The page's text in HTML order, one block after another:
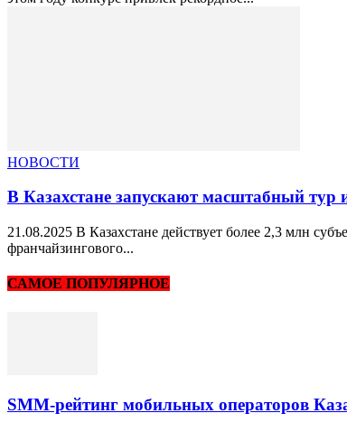
НОВОСТИ
В Казахстане запускают масштабный
21.08.2025 В Казахстане действует более 2,3 млн
франчайзингового...
САМОЕ ПОПУЛЯРНОЕ
SMM-рейтинг мобильных операторов